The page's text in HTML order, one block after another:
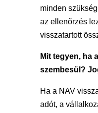
minden
az ellenőrzés
visszatartott
Mit tegyen, ha
szembesül?
Ha a NAV
adót, a